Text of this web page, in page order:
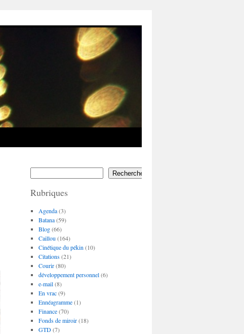
Rechercher
Rubriques
Agenda(3)
Batana(59)
Blog(66)
Caillou (164)
Cinétique du pékin (10)
Citations(21)
Courir(80)
développement personnel(6)
e-mail(8)
En vrac(9)
Ennéagramme(1)
Finance(70)
Fonds de miroir(18)
GTD(7)